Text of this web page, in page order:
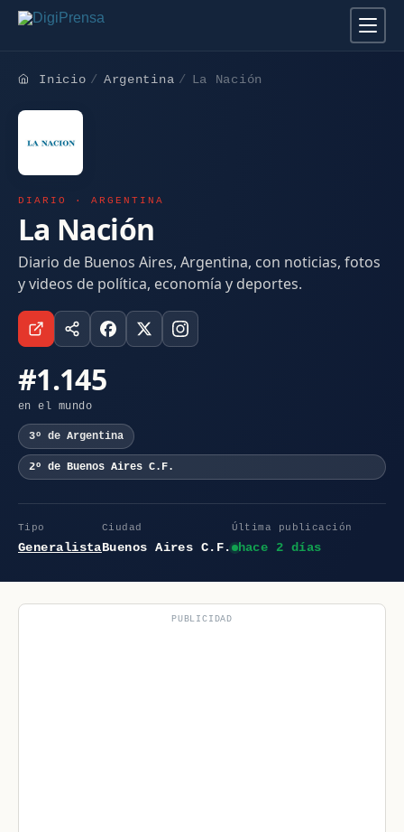
Inicio Argentina La Nación
DIARIO · ARGENTINA
La Nación
Diario de Buenos Aires, Argentina, con noticias, fotos
y videos de política, economía y deportes.
#1.145
en el mundo
3º de Argentina
2º de Buenos Aires C.F.
Tipo
Generalista
Ciudad
Buenos Aires C.F.
Última publicación
hace 2 días
PUBLICIDAD